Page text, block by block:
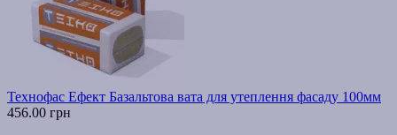
Технофас Ефект Базальтова вата для утеплення фасаду 100мм
456.00 грн